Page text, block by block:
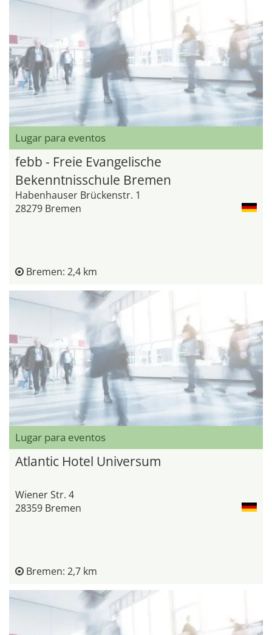
Lugar para eventos
febb - Freie Evangelische
Bekenntnisschule Bremen
Habenhauser Brückenstr. 1
28279 Bremen
Bremen: 2,4 km
Lugar para eventos
Atlantic Hotel Universum
Wiener Str. 4
28359 Bremen
Bremen: 2,7 km